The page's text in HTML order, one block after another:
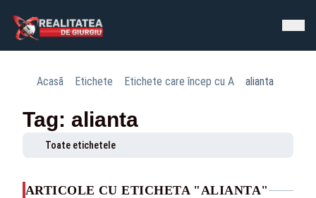
Acasă Etichete Etichete care încep cu A alianta
Tag: alianta
Toate etichetele
ARTICOLE CU ETICHETA "ALIANTA"